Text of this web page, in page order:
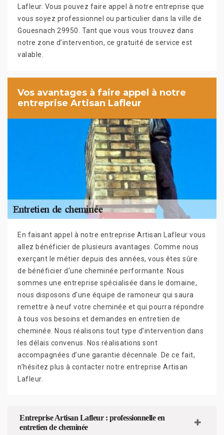
Lafleur. Vous pouvez faire appel à notre entreprise que
vous soyez professionnel ou particulier dans la ville de
Gouesnach 29950. Tant que vous vous trouvez dans
notre zone d’intervention, ce gratuité de service est
valable.
Vos avantages à faire appel à notre
entreprise Artisan Lafleur
En faisant appel à notre entreprise Artisan Lafleur vous
allez bénéficier de plusieurs avantages. Comme nous
exerçant le métier depuis des années, vous êtes sûre
de bénéficier d’une cheminée performante. Nous
sommes une entreprise spécialisée dans le domaine,
nous disposons d’une équipe de ramoneur qui saura
remettre à neuf votre cheminée et qui pourra répondre
à tous vos besoins et demandes en entretien de
cheminée. Nous réalisons tout type d’intervention dans
les délais convenus. Nos réalisations sont
accompagnées d’une garantie décennale. De ce fait,
n’hésitez plus à contacter notre entreprise Artisan
Lafleur.
Entreprise Artisan Lafleur : professionnelle en
entretien de cheminée